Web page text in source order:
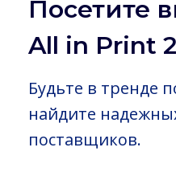
Посетите
All in Print
Будьте в тренде
найдите
поставщиков.